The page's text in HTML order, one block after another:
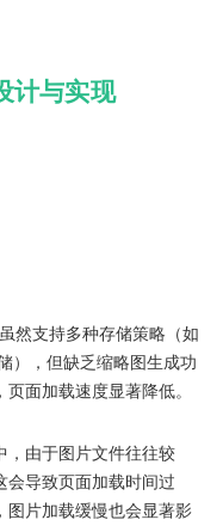
计与实现
然支持多种存储策略（如
），但缺乏缩略图生成功
面加载速度显著降低。
，由于图片文件往往较
会导致页面加载时间过
图片加载缓慢也会显著影